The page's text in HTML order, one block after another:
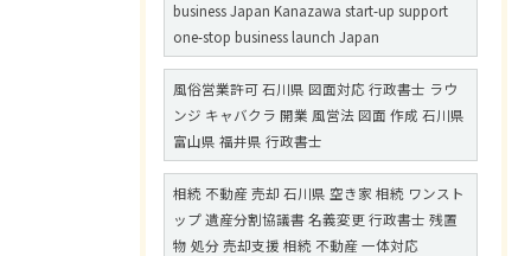
business Japan Kanazawa start-up support
one-stop business launch Japan
風俗営業許可 石川県 図面対応 行政書士 ラウ
ンジ キャバクラ 開業 風営法 図面 作成 石川県
富山県 福井県 行政書士
相続 不動産 売却 石川県 空き家 相続 ワンスト
ップ 遺産分割協議書 名義変更 行政書士 残置
物 処分 売却支援 相続 不動産 一体対応